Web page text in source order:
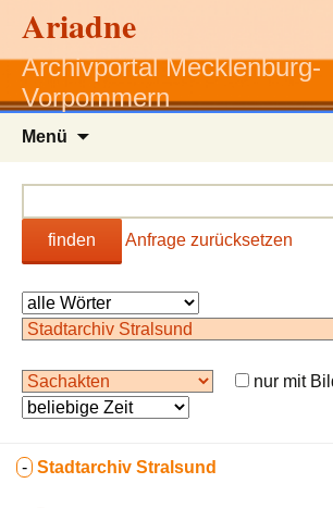
Ariadne
Archivportal Mecklenburg-
Vorpommern
Menü
finden Anfrage zurücksetzen
nur mit
- Stadtarchiv Stralsund